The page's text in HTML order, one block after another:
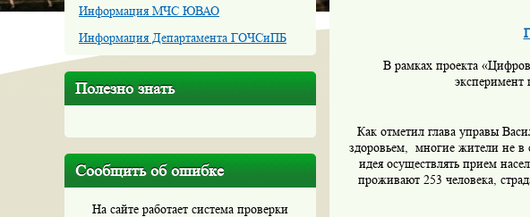
Информация МЧС ЮВАО
Информация Департамента ГОЧСиПБ
Полезно знать
Сообщить об ошибке
На сайте работает система проверки
В рамках проекта
Как отметил глава управы
здоровьем, многие жители не в
идея осуществлять прием
проживают 253 человека,